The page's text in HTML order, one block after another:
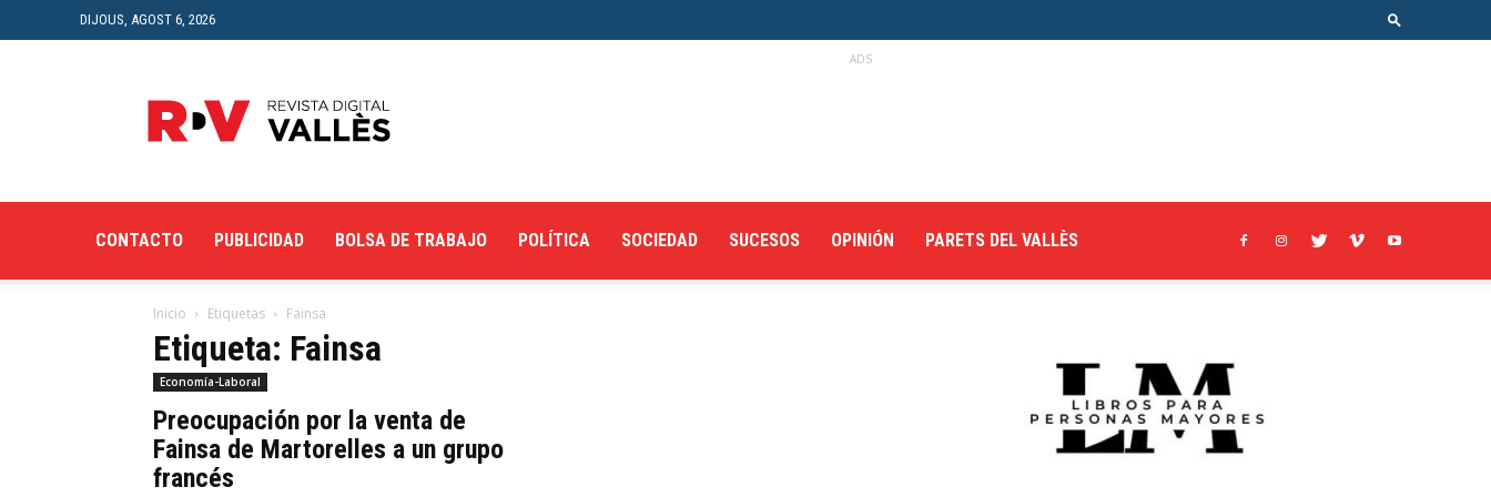
DIJOUS, AGOST 6, 2026
Digital
del
ADS
CONTACTO PUBLICIDAD BOLSA DE TRABAJO POLÍTICA SOCIEDAD SUCESOS OPINIÓN PARETS DEL VALLÈS
Inicio Etiquetas Fainsa
Etiqueta: Fainsa
Economía-Laboral
Preocupación por la venta de
Fainsa de Martorelles a un grupo
francés